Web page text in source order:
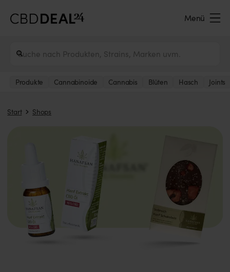
Menü
Produkte Cannabinoide Cannabis Blüten Hasch Joints
Start Shops